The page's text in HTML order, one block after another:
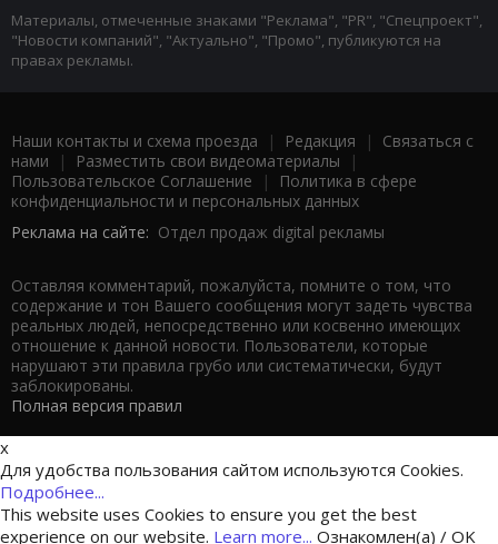
Материалы, отмеченные знаками "Реклама", "PR", "Спецпроект",
"Новости компаний", "Актуально", "Промо", публикуются на
правах рекламы.
Наши контакты и схема проезда | Редакция | Связаться с
нами | Разместить свои видеоматериалы |
Пользовательское Соглашение |
Политика в сфере
конфиденциальности и персональных данных
Реклама на сайте: Отдел продаж digital рекламы
Оставляя комментарий, пожалуйста, помните о том, что
содержание и тон Вашего сообщения могут задеть чувства
реальных людей, непосредственно или косвенно имеющих
отношение к данной новости. Пользователи, которые
нарушают эти правила грубо или систематически, будут
заблокированы.
Полная версия правил
x
Для удобства пользования сайтом используются Cookies.
Подробнее...
This website uses Cookies to ensure you get the best
experience on our website. Learn more... Ознакомлен(а) / OK